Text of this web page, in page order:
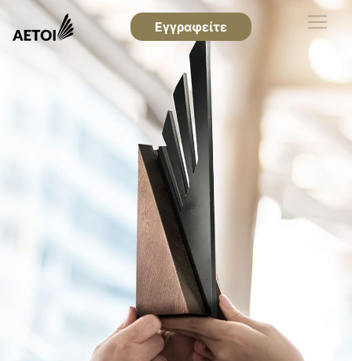
Εγγραφείτε